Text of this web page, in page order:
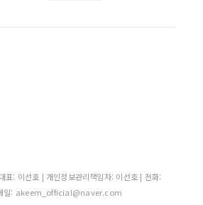
: 이선호 | 개인정보관리책임자: 이선호 | 전화:
일: akeem_official@naver.com